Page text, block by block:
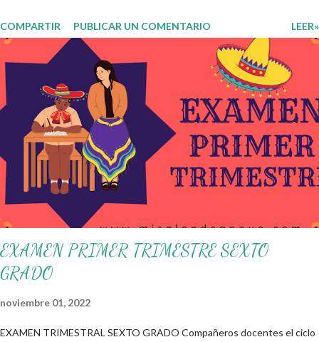
genérico y no está diferenciado por niveles educativos. Desde la
flexibilidad en la que se concibe el CTE y en correspondencia con la
Nueva Escuela Mexicana, se propone que el colectivo docente tome
decisiones sobre su organización, la gestión del tiempo acorde a las
necesidades de la escuela y las acciones que decidan emprender para
apropiarse y resignificar el Plan de Estudio dentro y fuera de este
espacio. En esta Primera Sesión Ordinaria se les invita a que
reflexionen y acuerden posibles acciones a realizar colaborativamente
en la escuela y con la comunidad, a fin de atender las problemáticas
identificadas. Compañeros docentes en est...
COMPARTIR PUBLICAR UN COMENTARIO LEER»
EXAMEN PRIMER TRIMESTRE SEXTO
GRADO
noviembre 01, 2022
EXAMEN TRIMESTRAL SEXTO GRADO Compañeros docentes el ciclo